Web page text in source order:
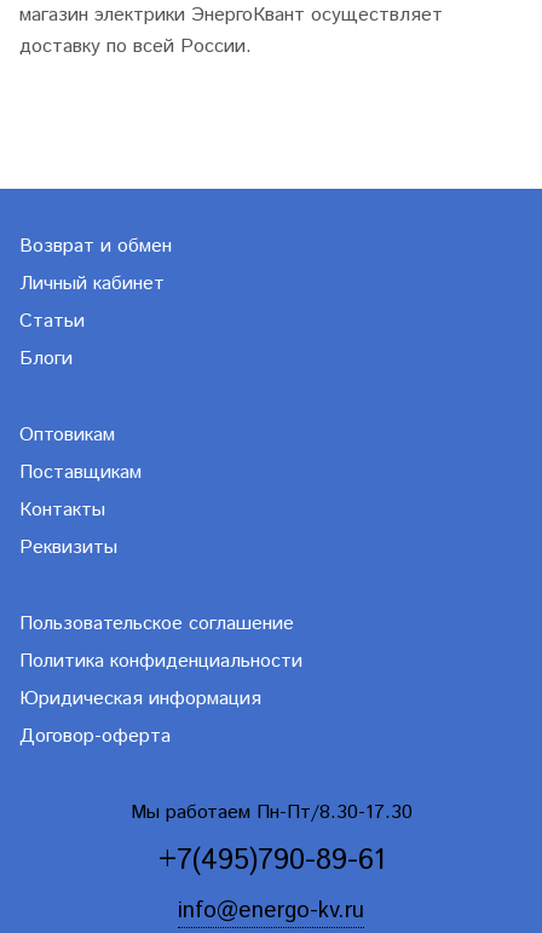
магазин электрики ЭнергоКвант осуществляет
доставку по всей России.
Возврат и обмен
Личный кабинет
Статьи
Блоги
Оптовикам
Поставщикам
Контакты
Реквизиты
Пользовательское соглашение
Политика конфиденциальности
Юридическая информация
Договор-оферта
Мы работаем Пн-Пт/8.30-17.30
+7(495)790-89-61
info@energo-kv.ru